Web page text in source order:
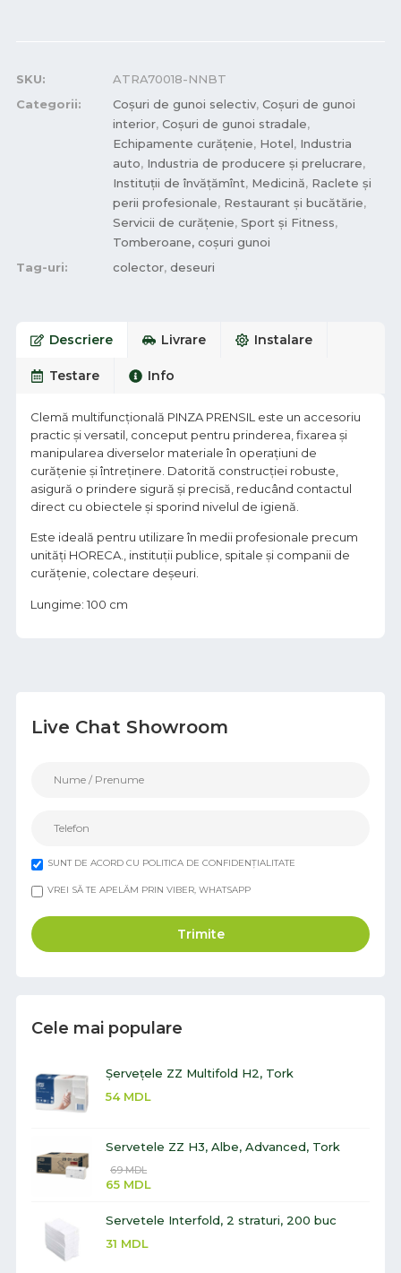
Live Chat Showroom
SUNT DE ACORD CU POLITICA DE CONFIDENȚIALITATE
VREI SĂ TE APELĂM PRIN VIBER, WHATSAPP
Trimite
Cele mai populare
Șervețele ZZ Multifold H2, Tork
54 MDL
Servetele ZZ H3, Albe, Advanced, Tork
69MDL
65 MDL
Servetele Interfold, 2 straturi, 200 buc
31 MDL
SKU:
ATRA70018-NNBT
Categorii:
Coșuri de gunoi selectiv, Coșuri de gunoi
interior, Coşuri de gunoi stradale,
Echipamente curățenie, Hotel, Industria
auto, Industria de producere și prelucrare,
Instituții de învățămînt, Medicină, Raclete și
perii profesionale, Restaurant și bucătărie,
Servicii de curățenie, Sport și Fitness,
Tomberoane, coșuri gunoi
Tag-uri:
colector, deseuri
Descriere Livrare Instalare
Testare Info
Clemă multifuncțională PINZA PRENSIL este un accesoriu
practic și versatil, conceput pentru prinderea, fixarea și
manipularea diverselor materiale în operațiuni de
curățenie și întreținere. Datorită construcției robuste,
asigură o prindere sigură și precisă, reducând contactul
direct cu obiectele și sporind nivelul de igienă.
Este ideală pentru utilizare în medii profesionale precum
unități HORECA., instituții publice, spitale și companii de
curățenie, colectare deșeuri.
Lungime: 100 cm